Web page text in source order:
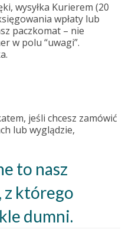
wysyłka Kurierem (20
wpłaty lub
paczkomat – nie
w polu “uwagi”.
jeśli chcesz zamówić
lub wyglądzie,
to nasz
z którego
dumni.